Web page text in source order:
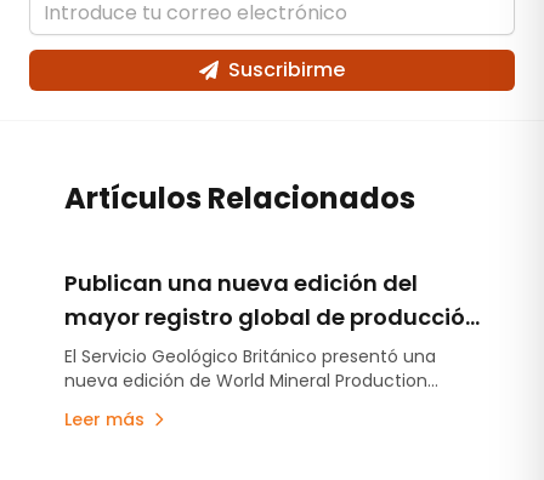
Suscribirme
Artículos Relacionados
Publican una nueva edición del
mayor registro global de producción
minera
El Servicio Geológico Británico presentó una
nueva edición de World Mineral Production
2020–2024, con datos de más de 70 materias
primas minerales y una visualización que
Leer más